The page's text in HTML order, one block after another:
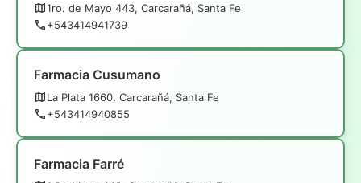
1ro. de Mayo 443, Carcarañá, Santa Fe
+543414941739
Farmacia Cusumano
La Plata 1660, Carcarañá, Santa Fe
+543414940855
Farmacia Farré